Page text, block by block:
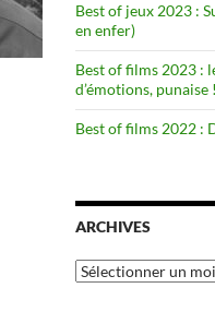
Best of jeux 2023 :
en enfer)
Best of films 2023 :
d’émotions, punaise !
Best of films 2022 :
ARCHIVES
Archives